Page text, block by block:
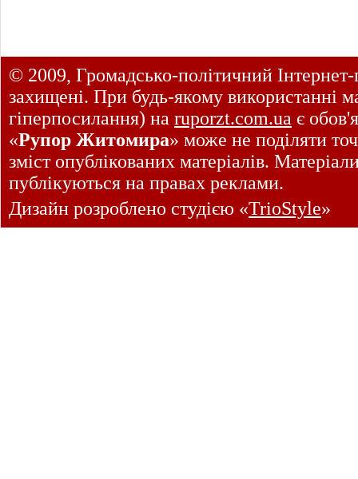
© 2009, Громадсько-політичний
захищені. При будь-якому використанні
гіперпосилання) на ruporzt.com.ua є
«Рупор Житомира» може не поділяти
зміст опублікованих матеріалів.
публікуються на правах реклами.
Дизайн розроблено студією «TrioStyle»